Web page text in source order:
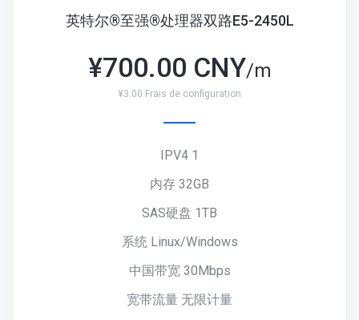
英特尔®至强®处理器双路E5-2450L
¥700.00 CNY/m
¥3.00 Frais de configuration
IPV4 1
内存 32GB
SAS硬盘 1TB
系统 Linux/Windows
中国带宽 30Mbps
宽带流量 无限计量